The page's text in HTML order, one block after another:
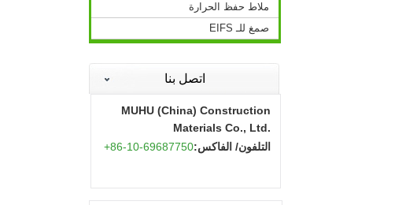
ملاط حفظ الحرارة
صمغ للـ EIFS
اتصل بنا
MUHU (China) Construction
Materials Co., Ltd.
التلفون/ الفاكس:+86-10-69687750